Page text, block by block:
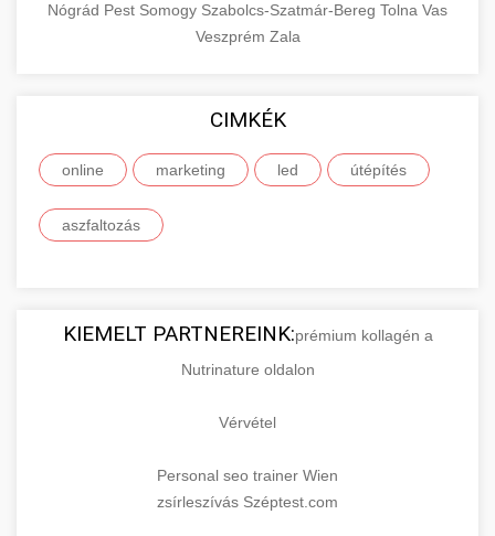
Nógrád Pest Somogy Szabolcs-Szatmár-Bereg Tolna Vas
Veszprém Zala
CIMKÉK
online marketing led útépítés
aszfaltozás
KIEMELT PARTNEREINK:prémium kollagén a
Nutrinature oldalon
Vérvétel
Personal seo trainer Wien
zsírleszívás Széptest.com